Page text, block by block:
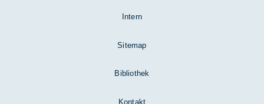
Intern
Sitemap
Bibliothek
Kontakt